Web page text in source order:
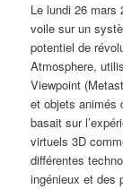
Le lundi 26 mars
voile sur un
potentiel de
Atmosphere,
Viewpoint
et objets animés
basait sur
virtuels 3D
différentes
ingénieux et des